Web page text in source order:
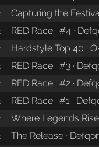
Capturing the
RED Race · #4 ·
Hardstyle Top 40 ·
RED Race · #3 ·
RED Race · #2 ·
RED Race · #1 ·
Where Legends Rise
The Release ·